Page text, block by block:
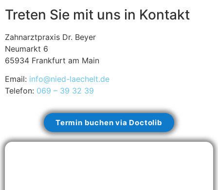
Treten Sie mit uns in Kontakt
Zahnarztpraxis Dr. Beyer
Neumarkt 6
65934 Frankfurt am Main
Email: info@nied-laechelt.de
Telefon: 069 – 39 32 39
Termin buchen via Doctolib